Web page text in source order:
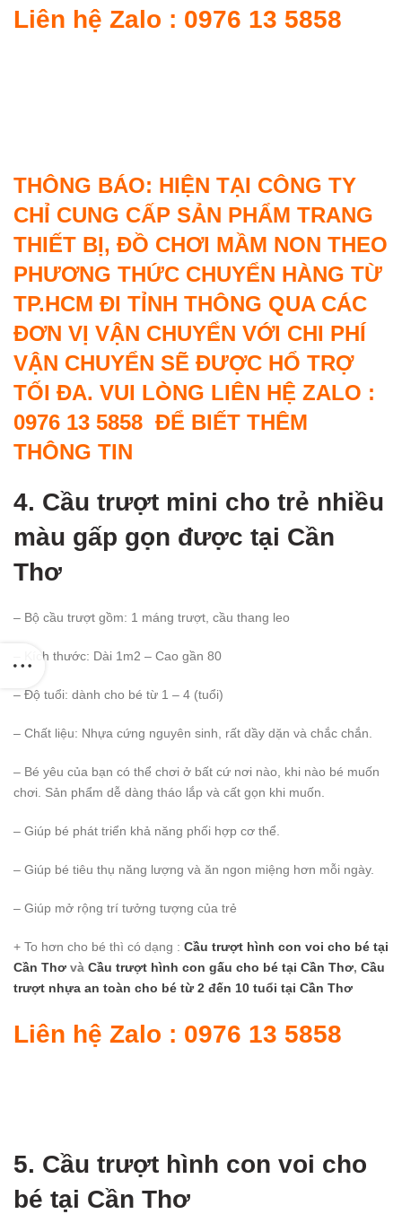
Liên hệ Zalo : 0976 13 5858
THÔNG BÁO: HIỆN TẠI CÔNG TY
CHỈ CUNG CẤP SẢN PHẨM TRANG
THIẾT BỊ, ĐỒ CHƠI MẦM NON THEO
PHƯƠNG THỨC CHUYỂN HÀNG TỪ
TP.HCM ĐI TỈNH THÔNG QUA CÁC
ĐƠN VỊ VẬN CHUYỂN VỚI CHI PHÍ
VẬN CHUYỂN SẼ ĐƯỢC HỔ TRỢ
TỐI ĐA. VUI LÒNG LIÊN HỆ ZALO :
0976 13 5858 ĐỂ BIẾT THÊM
THÔNG TIN
4. Cầu trượt mini cho trẻ nhiều
màu gấp gọn được tại Cần
Thơ
– Bộ cầu trượt gồm: 1 máng trượt, cầu thang leo
– Kích thước: Dài 1m2 – Cao gần 80
– Độ tuổi: dành cho bé từ 1 – 4 (tuổi)
– Chất liệu: Nhựa cứng nguyên sinh, rất dầy dặn và chắc chắn.
– Bé yêu của bạn có thể chơi ở bất cứ nơi nào, khi nào bé muốn
chơi. Sản phẩm dễ dàng tháo lắp và cất gọn khi muốn.
– Giúp bé phát triển khả năng phối hợp cơ thể.
– Giúp bé tiêu thụ năng lượng và ăn ngon miệng hơn mỗi ngày.
– Giúp mở rộng trí tưởng tượng của trẻ
+ To hơn cho bé thì có dạng : Cầu trượt hình con voi cho bé tại
Cần Thơ và Cầu trượt hình con gấu cho bé tại Cần Thơ, Cầu
trượt nhựa an toàn cho bé từ 2 đến 10 tuổi tại Cần Thơ
Liên hệ Zalo : 0976 13 5858
5. Cầu trượt hình con voi cho
bé tại Cần Thơ